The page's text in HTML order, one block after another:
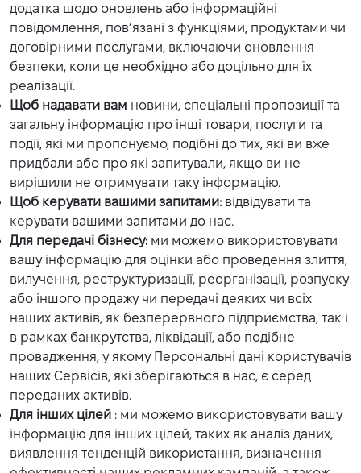
додатка щодо оновлень або інформаційні
повідомлення, пов’язані з функціями, продуктами чи
договірними послугами, включаючи оновлення
безпеки, коли це необхідно або доцільно для їх
реалізації.
Щоб надавати вам новини, спеціальні пропозиції та
загальну інформацію про інші товари, послуги та
події, які ми пропонуємо, подібні до тих, які ви вже
придбали або про які запитували, якщо ви не
вирішили не отримувати таку інформацію.
Щоб керувати вашими запитами: відвідувати та
керувати вашими запитами до нас.
Для передачі бізнесу: ми можемо використовувати
вашу інформацію для оцінки або проведення злиття,
вилучення, реструктуризації, реорганізації, розпуску
або іншого продажу чи передачі деяких чи всіх
наших активів, як безперервного підприємства, так і
в рамках банкрутства, ліквідації, або подібне
провадження, у якому Персональні дані користувачів
наших Сервісів, які зберігаються в нас, є серед
переданих активів.
Для інших цілей : ми можемо використовувати вашу
інформацію для інших цілей, таких як аналіз даних,
виявлення тенденцій використання, визначення